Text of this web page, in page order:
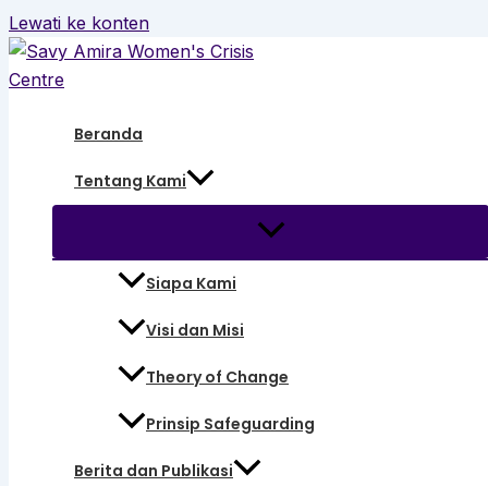
Lewati ke konten
Beranda
Tentang Kami
Siapa Kami
Visi dan Misi
Theory of Change
Prinsip Safeguarding
Berita dan Publikasi